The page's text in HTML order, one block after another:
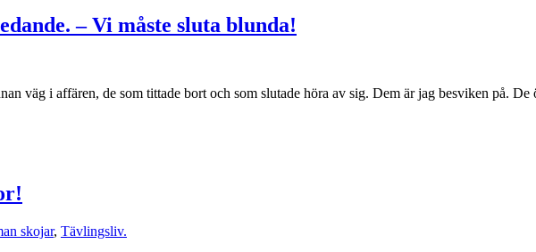
– Vi måste sluta blunda!
väg i affären, de som tittade bort och som slutade höra av sig. Dem är jag besviken på.
skojar, Tävlingsliv.